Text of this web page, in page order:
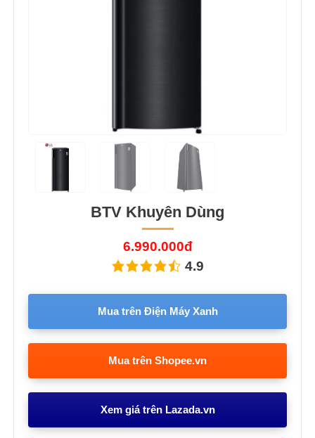
BTV Khuyên Dùng
6.990.000đ
4.9
Mua trên Điện Máy Xanh
Mua trên Shopee.vn
Xem giá trên Lazada.vn